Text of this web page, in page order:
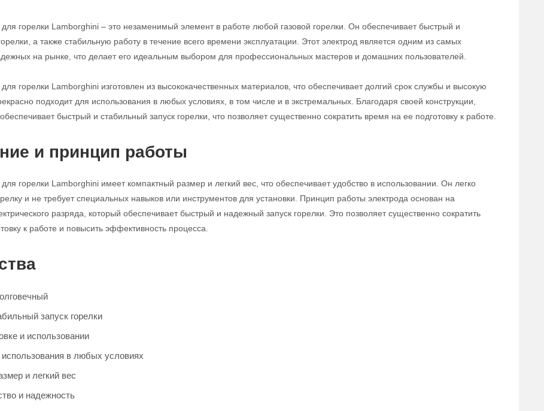
горелки Lamborghini – это незаменимый элемент в работе любой газовой горелки. Он обеспечивает быстрый и
а также стабильную работу в течение всего времени эксплуатации. Этот электрод является одним из самых
на рынке, что делает его идеальным выбором для профессиональных мастеров и домашних пользователей.
горелки Lamborghini изготовлен из высококачественных материалов, что обеспечивает долгий срок службы и высокую
подходит для использования в любых условиях, в том числе и в экстремальных. Благодаря своей конструкции,
быстрый и стабильный запуск горелки, что позволяет существенно сократить время на ее подготовку к работе.
и принцип работы
горелки Lamborghini имеет компактный размер и легкий вес, что обеспечивает удобство в использовании. Он легко
и не требует специальных навыков или инструментов для установки. Принцип работы электрода основан на
разряда, который обеспечивает быстрый и надежный запуск горелки. Это позволяет существенно сократить
к работе и повысить эффективность процесса.
запуск горелки
и использовании
в любых условиях
и легкий вес
и надежность